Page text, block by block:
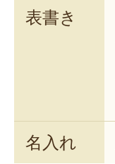
表書き
名入れ